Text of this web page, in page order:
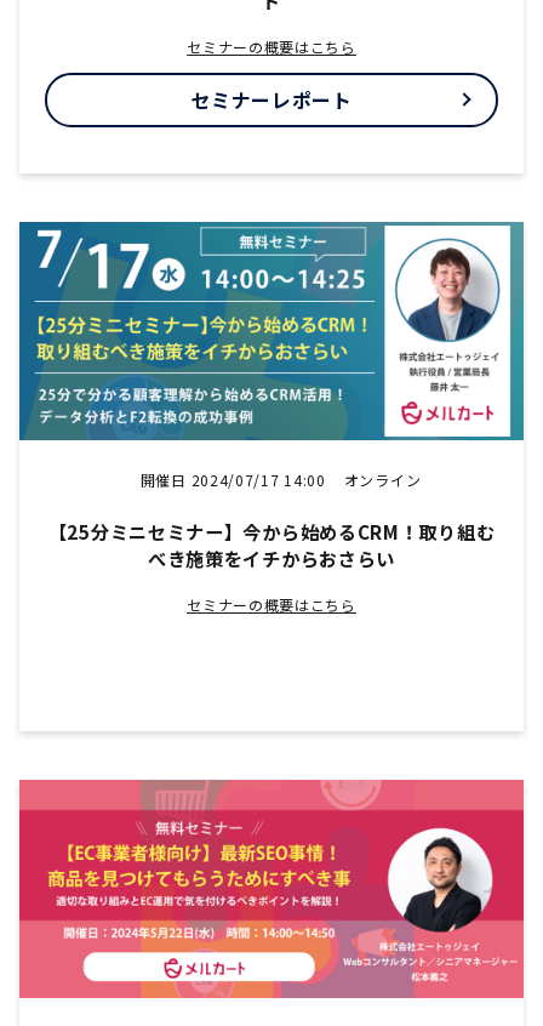
セミナーの概要はこちら
セミナーレポート
開催日 2024/07/17 14:00 オンライン
【25分ミニセミナー】今から始めるCRM！取り組む
べき施策をイチからおさらい
セミナーの概要はこちら